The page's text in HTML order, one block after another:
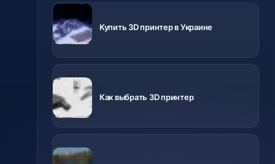
Купить 3D принтер в Украине
принтеры с
доставкой
по Украине
Как выбрать 3D принтер
Важно знать
перед
покупкой
Ролики о
разных